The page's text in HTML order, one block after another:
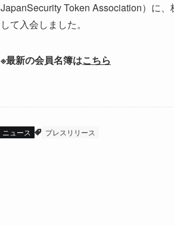
JapanSecurity Token Association）に
して入会しました。
※最新の会員名簿はこちら
ニュース プレスリリース